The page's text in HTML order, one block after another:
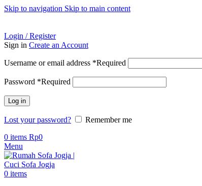
Skip to navigation Skip to main content
Login / Register
Sign in Create an Account
Username or email address *Required
Password *Required
Log in
Lost your password?
Remember me
0 items Rp0
Menu
0 items